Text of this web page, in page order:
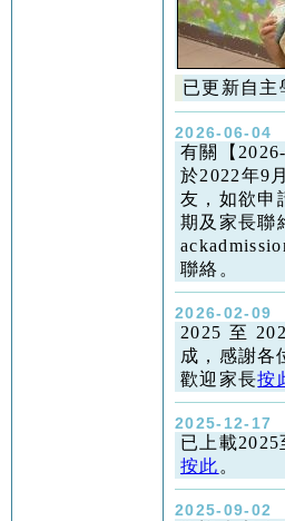
已更新自主
2026-06-04
有關【
於2022年9
友，如欲申
期及家長聯
聯絡。
2026-02-09
2025 至
成，感謝各
歡迎家長按
2025-12-17
已上載
按此 。
2025-09-02